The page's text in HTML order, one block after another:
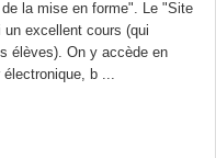
la mise en forme". Le "Site
excellent cours (qui
élèves). On y accède en
b ...